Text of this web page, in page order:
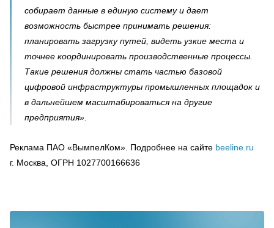
собирает данные в единую систему и дает
возможность быстрее принимать решения:
планировать загрузку путей, видеть узкие места и
точнее координировать производственные процессы.
Такие решения должны стать частью базовой
цифровой инфраструктуры промышленных площадок и
в дальнейшем масштабироваться на другие
предприятия».
Реклама ПАО «ВымпелКом». Подробнее на сайте beeline.ru
г. Москва, ОГРН 1027700166636